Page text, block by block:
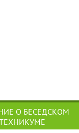
О БЕСЕДСКОМ